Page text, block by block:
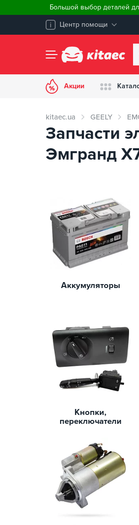
Большой выбор деталей
Центр помощи
Акции
kitaec.ua GEELY
Запчасти
Эмгранд
Аккумуляторы
Кнопки,
переключатели